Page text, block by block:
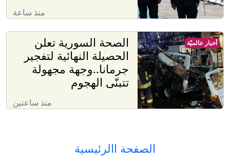
منذ ساعة
الصحة السورية تعلن
الحصيلة النهائية لتفجير
جرمانا..وجهة مجهولة
تتبنّى الهجوم
منذ ساعتين
أخبار عالميّة
الصفحة االرئيسية